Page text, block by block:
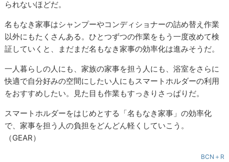
られないほどだ。
名もなき家事はシャンプーやコンディショナーの詰め替え作業
以外にもたくさんある。ひとつずつの作業をもう一度改めて検
証していくと、まだまだ名もなき家事の効率化は進みそうだ。
一人暮らしの人にも、家族の家事を担う人にも、浴室をさらに
快適で自分好みの空間にしたい人にもスマートホルダーの利用
をおすすめしたい。見た目も作業もすっきりさっぱりだ。
スマートホルダーをはじめとする「名もなき家事」の効率化
で、家事を担う人の負担をどんどん軽くしていこう。
（GEAR）
BCN＋R